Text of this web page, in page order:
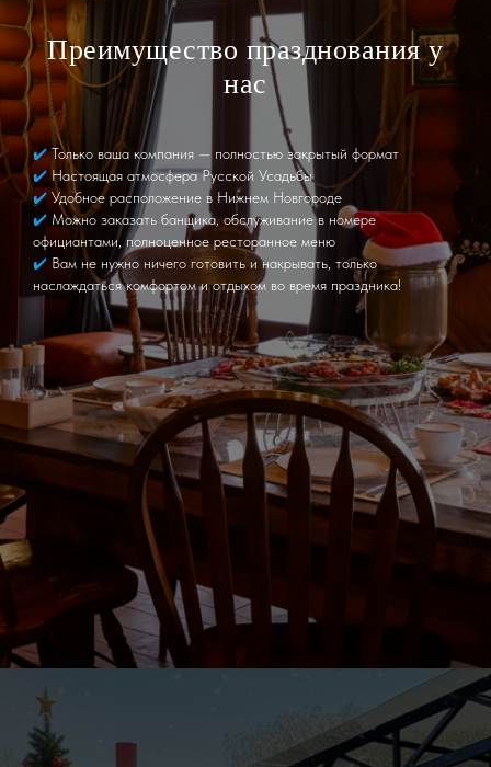
Преимущество празднования у
нас
✔️Только ваша компания — полностью закрытый формат
✔️Настоящая атмосфера Русской Усадьбы
✔️ Удобное расположение в Нижнем Новгороде
✔️ Можно заказать банщика, обслуживание в номере
официантами, полноценное ресторанное меню
✔️Вам не нужно ничего готовить и накрывать, только
наслаждаться комфортом и отдыхом во время праздника!